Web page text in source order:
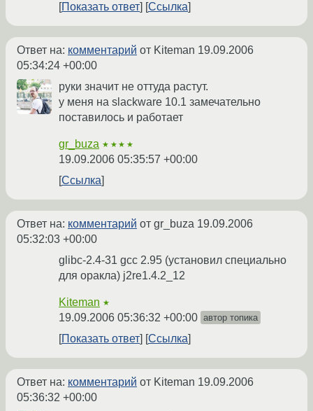
Показать ответ Ссылка
Ответ на: комментарий от Kiteman 19.09.2006
05:34:24 +00:00
руки значит не оттуда растут.
у меня на slackware 10.1 замечательно
поставилось и работает
gr_buza ★★★★
19.09.2006 05:35:57 +00:00
Ссылка
Ответ на: комментарий от gr_buza 19.09.2006
05:32:03 +00:00
glibc-2.4-31 gcc 2.95 (установил специально
для оракла) j2re1.4.2_12
Kiteman ★
19.09.2006 05:36:32 +00:00 автор топика
Показать ответ Ссылка
Ответ на: комментарий от Kiteman 19.09.2006
05:36:32 +00:00